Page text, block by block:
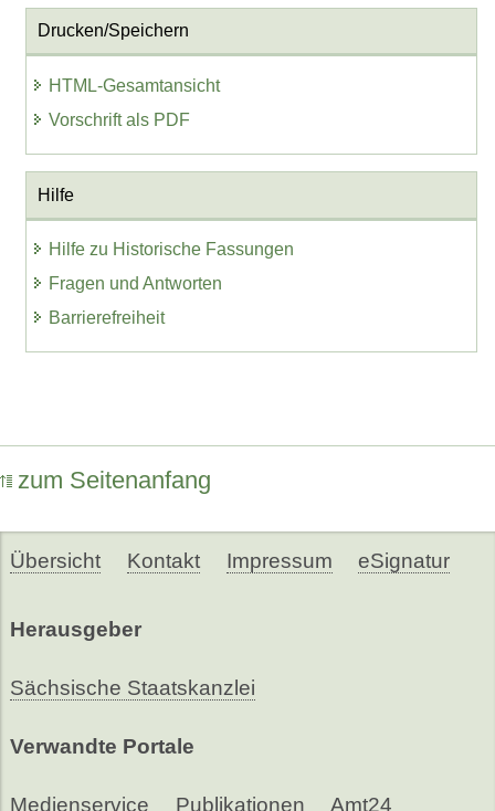
Drucken/Speichern
HTML-Gesamtansicht
Vorschrift als PDF
Hilfe
Hilfe zu Historische Fassungen
Fragen und Antworten
Barrierefreiheit
zum Seitenanfang
Übersicht Kontakt Impressum eSignatur
Herausgeber
Sächsische Staatskanzlei
Verwandte Portale
Medienservice Publikationen Amt24